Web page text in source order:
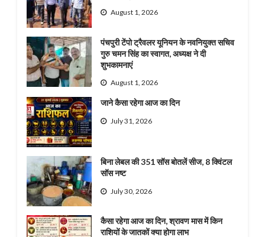
August 1, 2026
पंचपुरी टेंपो ट्रैवलर यूनियन के नवनियुक्त सचिव
गुरु चमन सिंह का स्वागत, अध्यक्ष ने दी
शुभकामनाएं
August 1, 2026
जाने कैसा रहेगा आज का दिन
July 31, 2026
बिना लेबल की 351 सॉस बोतलें सीज, 8 क्विंटल
सॉस नष्ट
July 30, 2026
कैसा रहेगा आज का दिन, श्रावण मास में किन
राशियों के जातकों क्या होगा लाभ